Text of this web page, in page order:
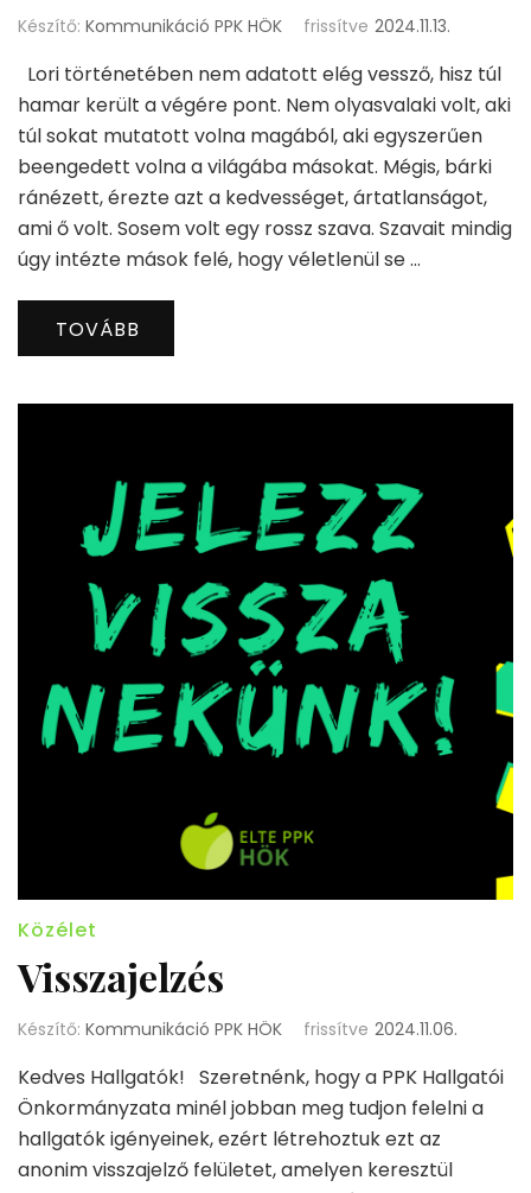
Készítő: Kommunikáció PPK HÖK frissítve 2024.11.13.
Lori történetében nem adatott elég vessző, hisz túl
hamar került a végére pont. Nem olyasvalaki volt, aki
túl sokat mutatott volna magából, aki egyszerűen
beengedett volna a világába másokat. Mégis, bárki
ránézett, érezte azt a kedvességet, ártatlanságot,
ami ő volt. Sosem volt egy rossz szava. Szavait mindig
úgy intézte mások felé, hogy véletlenül se …
TOVÁBB
Közélet
Visszajelzés
Készítő: Kommunikáció PPK HÖK frissítve 2024.11.06.
Kedves Hallgatók! Szeretnénk, hogy a PPK Hallgatói
Önkormányzata minél jobban meg tudjon felelni a
hallgatók igényeinek, ezért létrehoztuk ezt az
anonim visszajelző felületet, amelyen keresztül